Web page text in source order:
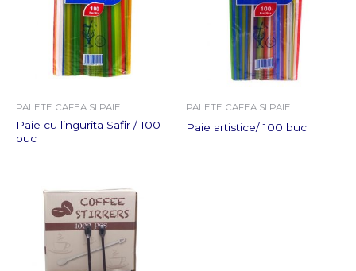
PALETE CAFEA SI PAIE
Paie cu lingurita Safir / 100
buc
PALETE CAFEA SI PAIE
Paie artistice/ 100 buc